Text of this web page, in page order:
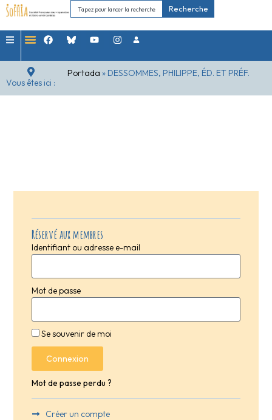
Recherche
Vous êtes ici :
Portada » DESSOMMES, PHILIPPE, ÉD. ET PRÉF.
Réservé aux membres
Identifiant ou adresse e-mail
Mot de passe
Se souvenir de moi
Connexion
Mot de passe perdu ?
Créer un compte